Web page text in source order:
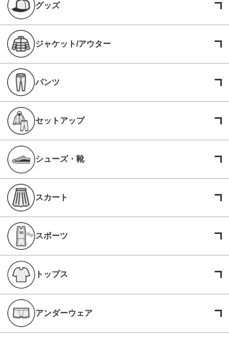
グッズ
ジャケット/アウター
パンツ
セットアップ
シューズ・靴
スカート
スポーツ
トップス
アンダーウェア